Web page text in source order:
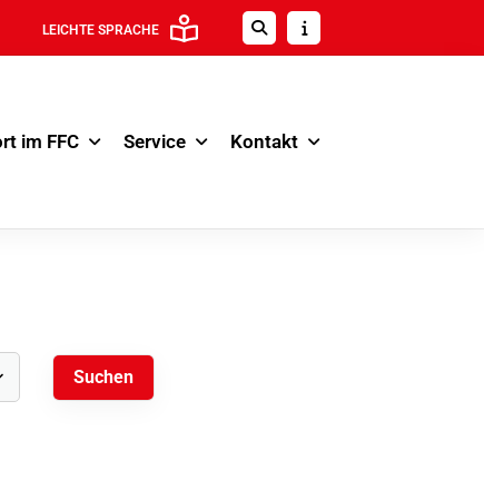
LEICHTE SPRACHE
im FFC Service Kontakt